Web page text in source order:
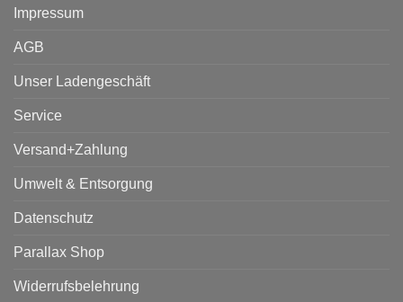
Impressum
AGB
Unser Ladengeschäft
Service
Versand+Zahlung
Umwelt & Entsorgung
Datenschutz
Parallax Shop
Widerrufsbelehrung